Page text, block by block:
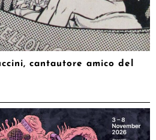
cantautore amico del